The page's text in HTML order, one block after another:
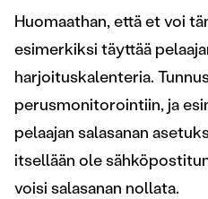
Huomaathan, että et voi
esimerkiksi täyttää
harjoituskalenteria.
perusmonitorointiin, ja
pelaajan salasanan
itsellään ole
voisi salasanan nollata.